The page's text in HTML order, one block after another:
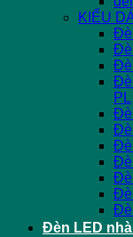
KIỂU
PL
Đèn LED